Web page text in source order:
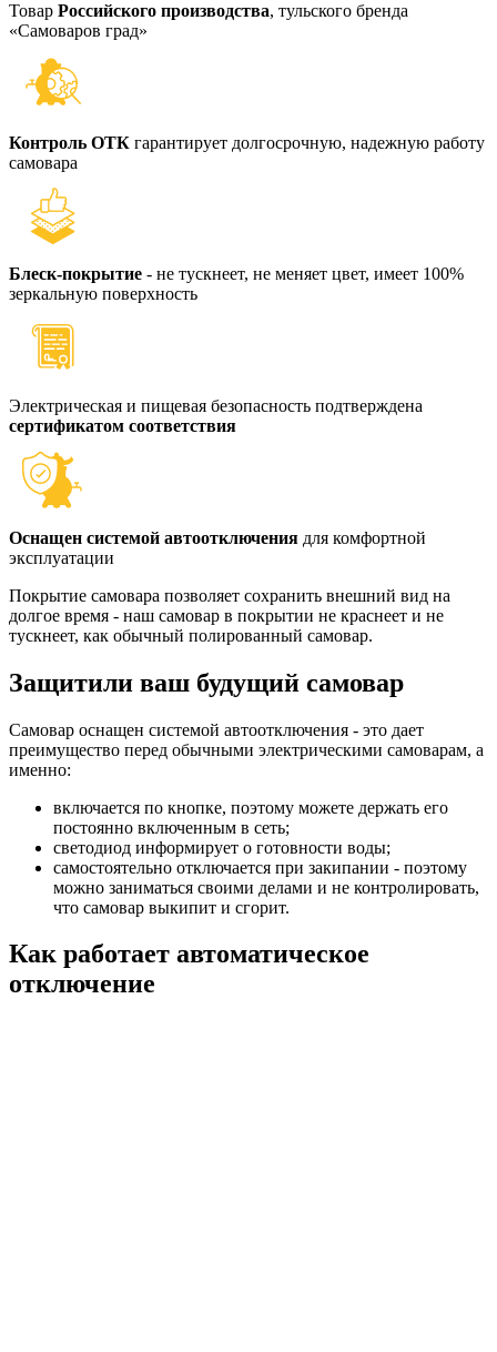
Товар Российского производства, тульского бренда
«Самоваров град»
Контроль ОТК гарантирует долгосрочную, надежную работу
самовара
Блеск-покрытие - не тускнеет, не меняет цвет, имеет 100%
зеркальную поверхность
Электрическая и пищевая безопасность подтверждена
сертификатом соответствия
Оснащен системой автоотключения для комфортной
эксплуатации
Покрытие самовара позволяет сохранить внешний вид на
долгое время - наш самовар в покрытии не краснеет и не
тускнеет, как обычный полированный самовар.
Защитили ваш будущий самовар
Самовар оснащен системой автоотключения - это дает
преимущество перед обычными электрическими самоварам, а
именно:
включается по кнопке, поэтому можете держать его
постоянно включенным в сеть;
светодиод информирует о готовности воды;
самостоятельно отключается при закипании - поэтому
можно заниматься своими делами и не контролировать,
что самовар выкипит и сгорит.
Как работает автоматическое
отключение